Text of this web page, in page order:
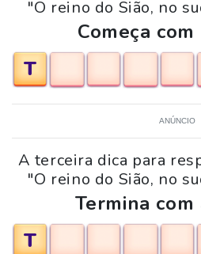
"O reino do Sião, no
Começa
T
ANÚNCIO
A terceira dica para
"O reino do Sião, no
Termina
T